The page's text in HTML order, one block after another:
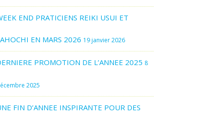
END PRATICIENS REIKI USUI ET
EN MARS 2026 19 janvier 2026
PROMOTION DE L’ANNEE 2025 8
2025
FIN D’ANNEE INSPIRANTE POUR DES